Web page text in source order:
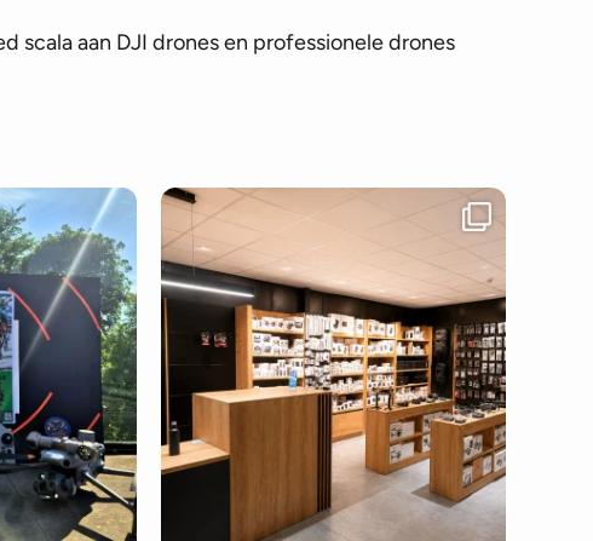
scala aan DJI drones en professionele drones